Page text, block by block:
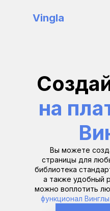
Vingla
на
Вы можете
страницы для
библиотека
а также удобный
можно воплотить
функционал